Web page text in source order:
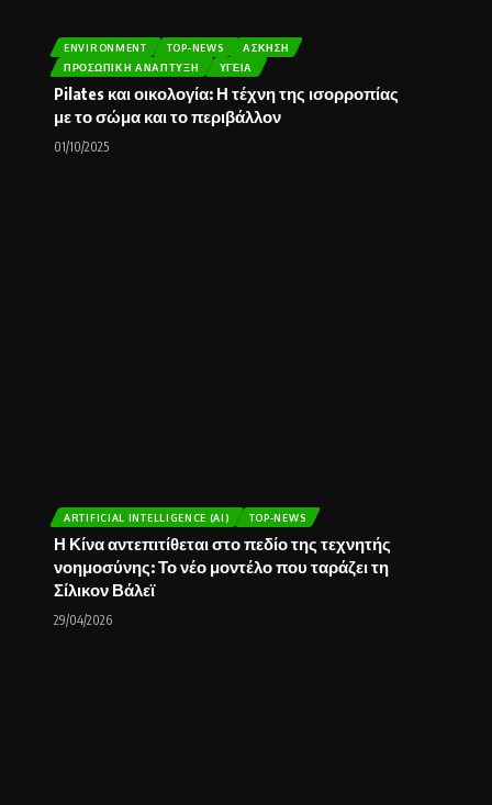
ENVIRONMENT TOP-NEWS
ΆΣΚΗΣΗ
ΠΡΟΣΩΠΙΚΉ ΑΝΆΠΤΥΞΗ
ΥΓΕΊΑ
Pilates και οικολογία: Η τέχνη της ισορροπίας
με το σώμα και το περιβάλλον
01/10/2025
ARTIFICIAL INTELLIGENCE (AI) TOP-NEWS
Η Κίνα αντεπιτίθεται στο πεδίο της τεχνητής
νοημοσύνης: Το νέο μοντέλο που ταράζει τη
Σίλικον Βάλεϊ
29/04/2026